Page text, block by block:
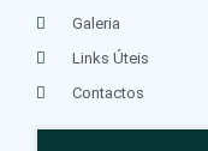
Galeria
Links Úteis
Contactos